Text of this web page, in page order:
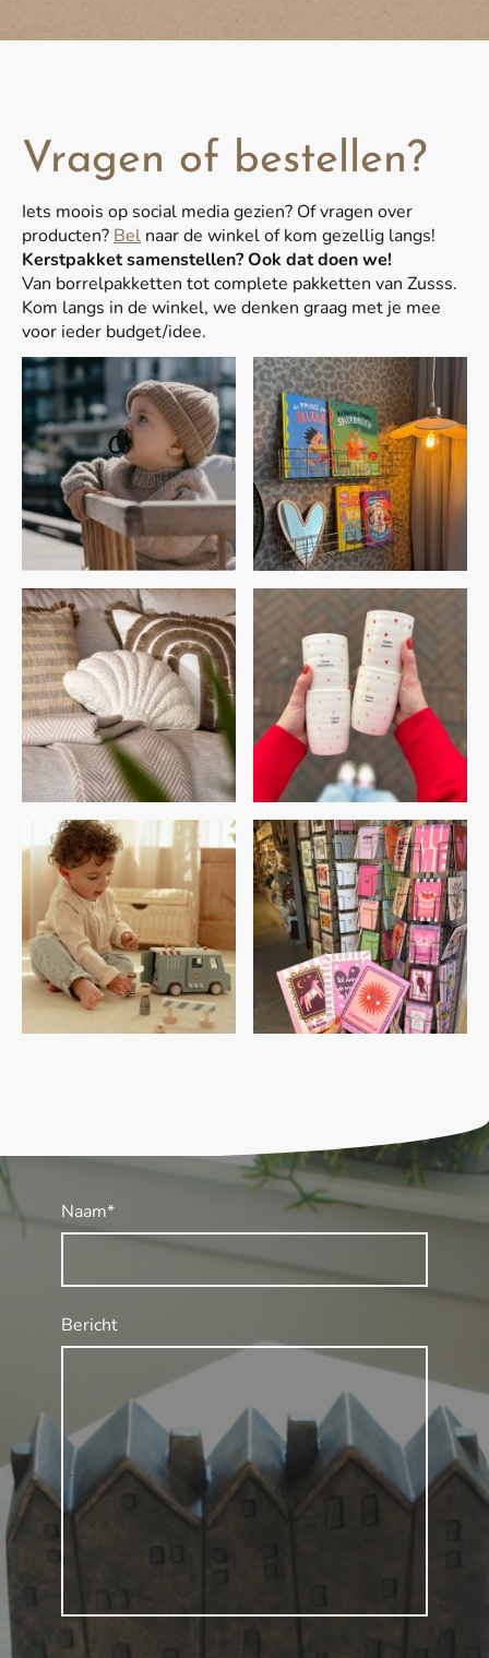
Vragen of bestellen?
Iets moois op social media gezien? Of vragen over
producten? Bel naar de winkel of kom gezellig langs!
Kerstpakket samenstellen? Ook dat doen we!
Van borrelpakketten tot complete pakketten van Zusss.
Kom langs in de winkel, we denken graag met je mee
voor ieder budget/idee.
Naam*
Bericht